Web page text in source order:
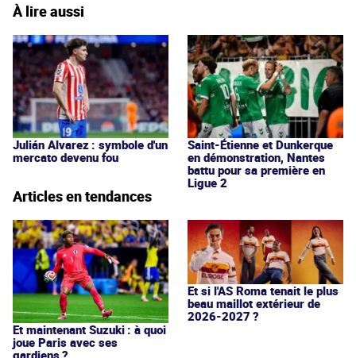
À lire aussi
Julián Alvarez : symbole d'un
mercato devenu fou
Saint-Étienne et Dunkerque
en démonstration, Nantes
battu pour sa première en
Ligue 2
Articles en tendances
Et maintenant Suzuki : à quoi
joue Paris avec ses
gardiens ?
Et si l'AS Roma tenait le plus
beau maillot extérieur de
2026-2027 ?